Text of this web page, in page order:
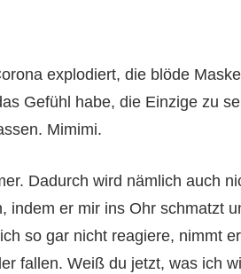
explodiert, die blöde
Gefühl habe, die Einzige zu
Mimimi.
Dadurch wird nämlich auch
indem er mir ins Ohr schmatzt
so gar nicht reagiere, nimmt
fallen. Weiß du jetzt, was ich